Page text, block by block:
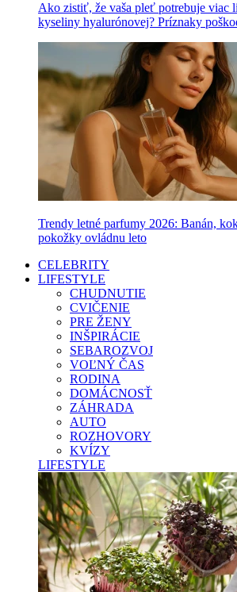
Ako zistiť, že vaša pleť potrebuje viac
kyseliny hyalurónovej? Príznaky
Trendy letné parfumy 2026: Banán,
pokožky ovládnu leto
CELEBRITY
LIFESTYLE
CHUDNUTIE
CVIČENIE
PRE ŽENY
INŠPIRÁCIE
SEBAROZVOJ
VOĽNÝ ČAS
RODINA
DOMÁCNOSŤ
ZÁHRADA
AUTO
ROZHOVORY
KVÍZY
LIFESTYLE